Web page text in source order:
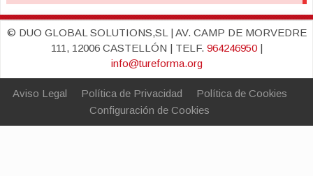
© DUO GLOBAL SOLUTIONS,SL | AV. CAMP DE MORVEDRE
111, 12006 CASTELLÓN | TELF. 964246950|
info@tureforma.org
Aviso Legal Política de Privacidad
Política de Cookies
Configuración de Cookies